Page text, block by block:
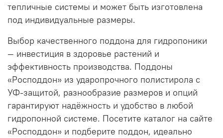
тепличные системы и может быть изготовлена
под индивидуальные размеры.
Выбор качественного поддона для гидропоники
— инвестиция в здоровье растений и
эффективность производства. Поддоны
«Росподдон» из ударопрочного полистирола с
УФ-защитой, разнообразие размеров и опций
гарантируют надёжность и удобство в любой
гидропонной системе. Посетите каталог на сайте
«Росподдон» и подберите поддон, идеально